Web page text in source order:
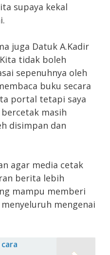
supaya kekal
juga Datuk A.Kadir
tidak boleh
sepenuhnya oleh
buku secara
portal tetapi saya
masih
disimpan dan
agar media cetak
berita lebih
mampu memberi
mengenai